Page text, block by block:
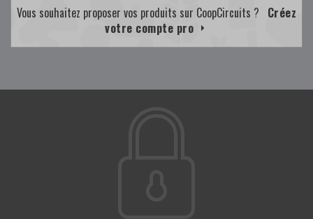
Vous souhaitez proposer vos produits sur CoopCircuits ? Créez
votre compte pro